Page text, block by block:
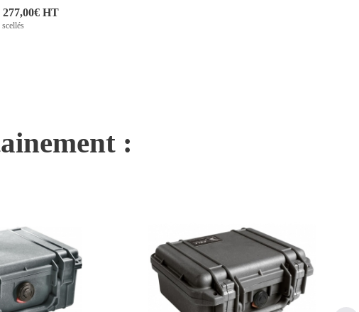
277,00€ HT
: